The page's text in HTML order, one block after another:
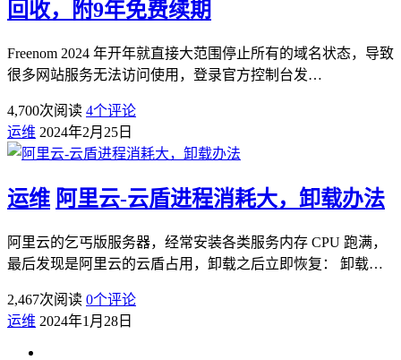
回收，附9年免费续期
Freenom 2024 年开年就直接大范围停止所有的域名状态，导致
很多网站服务无法访问使用，登录官方控制台发…
4,700次阅读 4个评论
运维 2024年2月25日
运维 阿里云-云盾进程消耗大，卸载办法
阿里云的乞丐版服务器，经常安装各类服务内存 CPU 跑满，
最后发现是阿里云的云盾占用，卸载之后立即恢复： 卸载…
2,467次阅读 0个评论
运维 2024年1月28日